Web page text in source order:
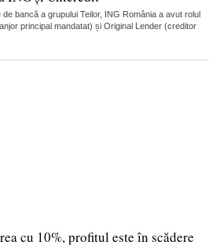
bancă a grupului Teilor, ING România a avut rolul
principal mandatat) și Original Lender (creditor
cu 10%, profitul este în scădere